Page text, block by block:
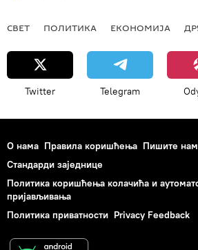
СВЕТ ПОЛИТИКА ЕКОНОМИЈА
Twitter Telegram
О нама Правила коришћења Пишите нам
Стандарди заједнице
Политика коришћења колачића и
пријављивања
Политика приватности Privacy Feedback